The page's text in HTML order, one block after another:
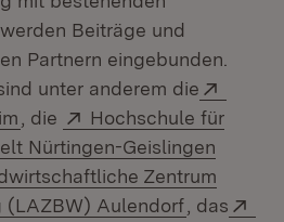
Beiträge und
Partnern eingebunden.
unter anderem die
(Öffnet in neuem Fenster)
, die Extern:
Hochschule für
Nürtingen-Geislingen
Fenster)
Zentrum
(LAZBW) Aulendorf (Öffnet in
, das